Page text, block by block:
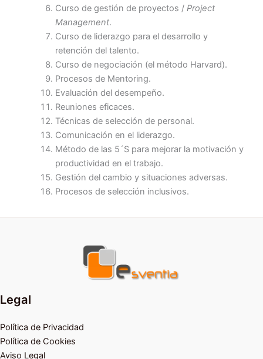
Curso de gestión de proyectos / Project
Management.
Curso de liderazgo para el desarrollo y
retención del talento.
Curso de negociación (el método Harvard).
Procesos de Mentoring.
Evaluación del desempeño.
Reuniones eficaces.
Técnicas de selección de personal.
Comunicación en el liderazgo.
Método de las 5´S para mejorar la motivación y
productividad en el trabajo.
Gestión del cambio y situaciones adversas.
Procesos de selección inclusivos.
Legal
Política de Privacidad
Política de Cookies
Aviso Legal